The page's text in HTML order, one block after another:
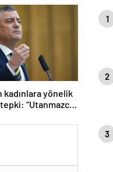
kadınlara yönelik
“Utanmazca
1
2
3